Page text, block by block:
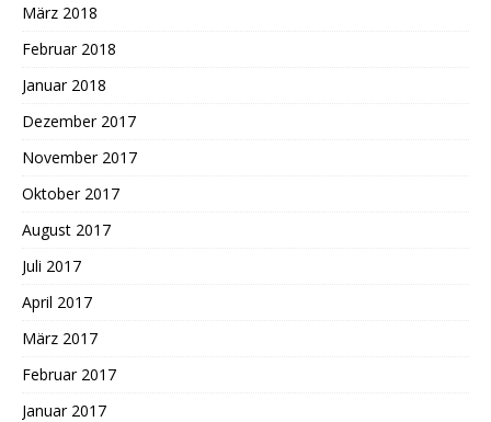
März 2018
Februar 2018
Januar 2018
Dezember 2017
November 2017
Oktober 2017
August 2017
Juli 2017
April 2017
März 2017
Februar 2017
Januar 2017